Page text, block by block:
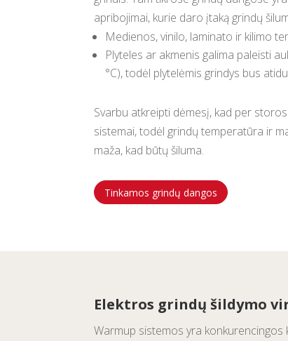
apribojimai, kurie daro įtaką grindų
Medienos, vinilo, laminato ir kilimo
Plyteles ar akmenis galima paleisti
°C), todėl plytelėmis grindys bus
Svarbu atkreipti dėmesį, kad per
sistemai, todėl grindų temperatūra ir
maža, kad būtų šiluma.
Tinkamos grindų dangos
Elektros grindų šildymo
Warmup sistemos yra